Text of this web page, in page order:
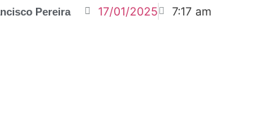
Pereira 17/01/2025 7:17 am